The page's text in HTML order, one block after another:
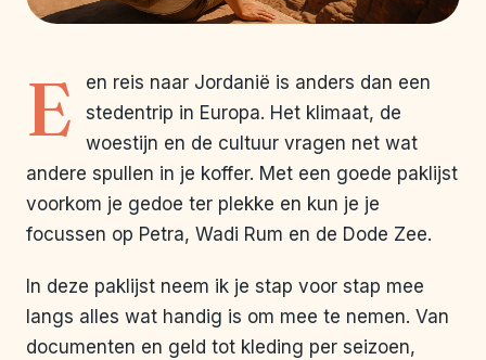
E
en reis naar Jordanië is anders dan een
stedentrip in Europa. Het klimaat, de
woestijn en de cultuur vragen net wat
andere spullen in je koffer. Met een goede paklijst
voorkom je gedoe ter plekke en kun je je
focussen op Petra, Wadi Rum en de Dode Zee.
In deze paklijst neem ik je stap voor stap mee
langs alles wat handig is om mee te nemen. Van
documenten en geld tot kleding per seizoen,